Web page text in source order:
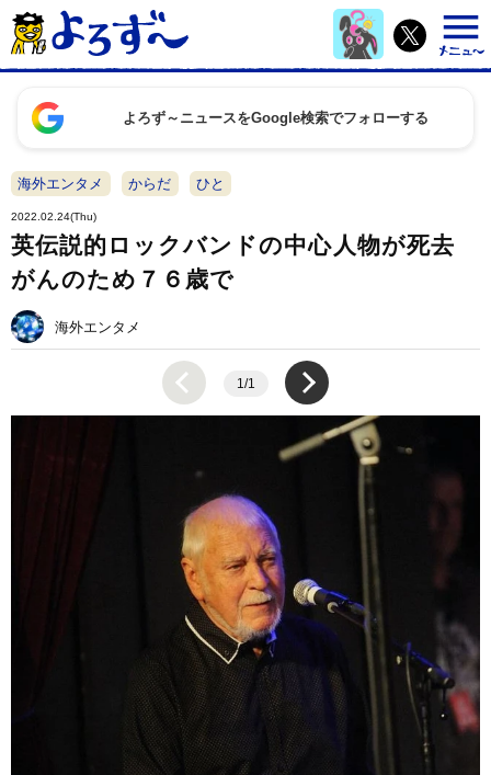
よろず～ニュースをGoogle検索でフォローする
海外エンタメ からだ ひと
2022.02.24(Thu)
英伝説的ロックバンドの中心人物が死去
がんのため７６歳で
海外エンタメ
1/1